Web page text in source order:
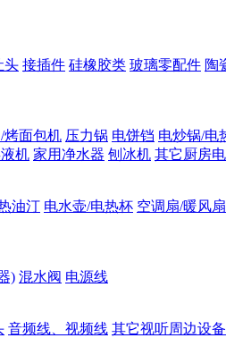
头 接插件 硅橡胶类 玻璃零配件 陶
烤面包机 压力锅 电饼铛 电炒锅/电
机 家用净水器 刨冰机 其它厨房
油汀 电水壶/电热杯 空调扇/暖风扇
) 混水阀 电源线
音频线、视频线 其它视听周边设备